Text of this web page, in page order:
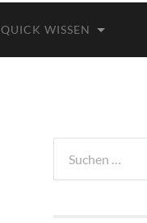
QUICK WISSEN
nach: